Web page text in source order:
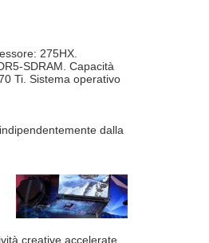
275HX.
SDRAM. Capacità
Ti. Sistema operativo
dalla
creative accelerate